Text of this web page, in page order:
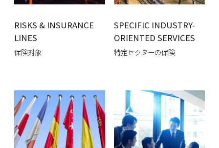
RISKS & INSURANCE
LINES
保険対象
SPECIFIC INDUSTRY-
ORIENTED SERVICES
特定セクターの保険